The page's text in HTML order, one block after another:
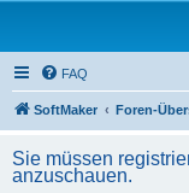
FAQ
SoftMaker Foren-
Sie müssen
anzuschauen.